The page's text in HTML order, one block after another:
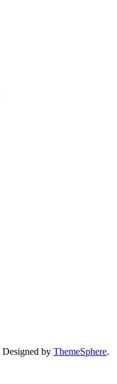
Designed by ThemeSphere.